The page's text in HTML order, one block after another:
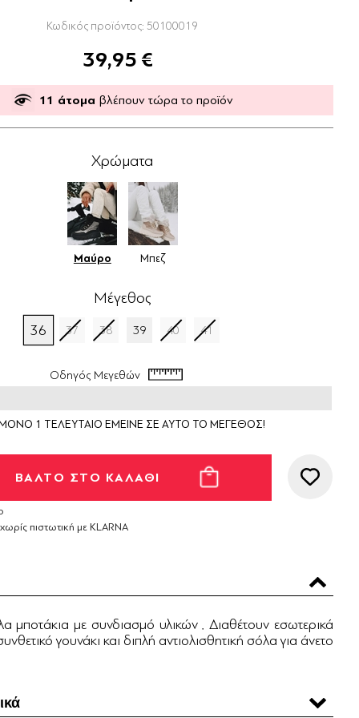
Κωδικός προϊόντος: 50100019
39,95 €
11 άτομα βλέπουν τώρα το προϊόν
Χρώματα
Μαύρο Μπεζ
Μέγεθος
36 37 38 39 40 41
Οδηγός Μεγεθών
1 ΤΕΛΕΥΤΑΙΟ ΕΜΕΙΝΕ ΣΕ ΑΥΤΟ ΤΟ ΜΕΓΕΘΟΣ!
πιστωτική με KLARNA
μποτάκια με συνδιασμό υλικών . Διαθέτουν εσωτερικά
γουνάκι και διπλή αντιολισθητική σόλα για άνετο